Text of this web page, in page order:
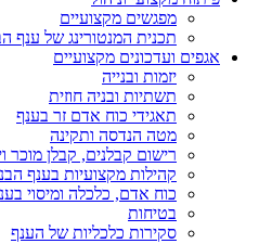
מפגשים מקצועיים
תכנית המנטורינג של ענף
אגפים ועדכונים מקצועיים
יזמות ובנייה
תשתיות ובניה חוזית
תאגידי כוח אדם זר בענף
מטה הנדסה ותקינה
רישום קבלנים, קבלן מוכר
קהילות מקצועיות בענף
כוח אדם, כלכלה ומיסוי
בטיחות
סקירות כלכליות של הענף